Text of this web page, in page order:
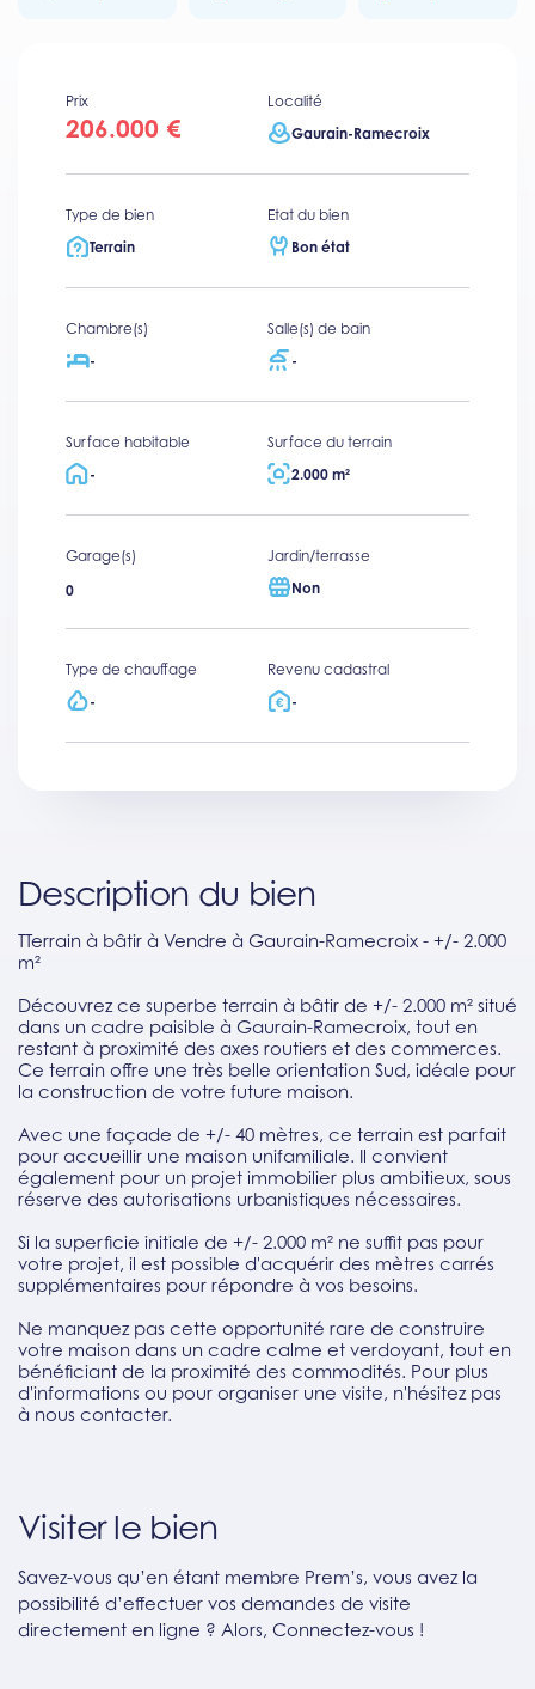
Prix
206.000 €
Localité
Gaurain-Ramecroix
Type de bien
Terrain
Etat du bien
Bon état
Chambre(s)
-
Salle(s) de bain
-
Surface habitable
-
Surface du terrain
2.000 m²
Garage(s)
0
Jardin/terrasse
Non
Type de chauffage
-
Revenu cadastral
-
Description du bien
TTerrain à bâtir à Vendre à Gaurain-Ramecroix - +/- 2.000
m²
Découvrez ce superbe terrain à bâtir de +/- 2.000 m² situé
dans un cadre paisible à Gaurain-Ramecroix, tout en
restant à proximité des axes routiers et des commerces.
Ce terrain offre une très belle orientation Sud, idéale pour
la construction de votre future maison.
Avec une façade de +/- 40 mètres, ce terrain est parfait
pour accueillir une maison unifamiliale. Il convient
également pour un projet immobilier plus ambitieux, sous
réserve des autorisations urbanistiques nécessaires.
Si la superficie initiale de +/- 2.000 m² ne suffit pas pour
votre projet, il est possible d'acquérir des mètres carrés
supplémentaires pour répondre à vos besoins.
Ne manquez pas cette opportunité rare de construire
votre maison dans un cadre calme et verdoyant, tout en
bénéficiant de la proximité des commodités. Pour plus
d'informations ou pour organiser une visite, n'hésitez pas
à nous contacter.
Visiter le bien
Savez-vous qu’en étant membre Prem’s, vous avez la
possibilité d’effectuer vos demandes de visite
directement en ligne ? Alors, Connectez-vous !